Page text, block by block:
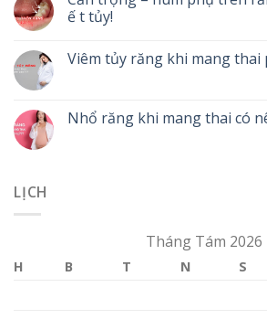
ế t tủy!
Viêm tủy răng khi mang thai
Nhổ răng khi mang thai có
LỊCH
Tháng Tám 2026
H B T N S